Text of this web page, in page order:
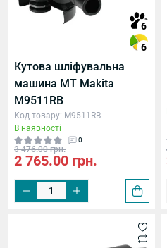
6
6
Кутова шліфувальна
машина MT Makita
M9511RB
Код товару: M9511RB
В наявності
0
3 476.00 грн.
2 765.00 грн.